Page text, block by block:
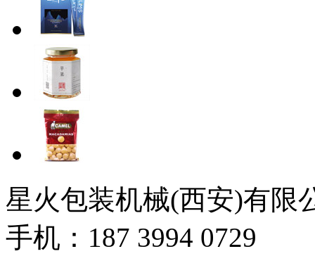
星火包装机械(西安)有限
手机：187 3994 0729